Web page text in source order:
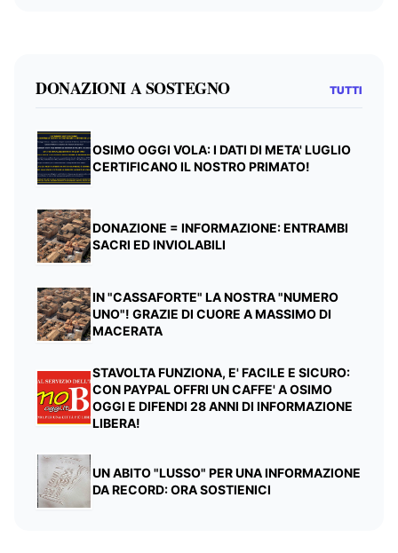
DONAZIONI A SOSTEGNO TUTTI
OSIMO OGGI VOLA: I DATI DI META' LUGLIO
CERTIFICANO IL NOSTRO PRIMATO!
DONAZIONE = INFORMAZIONE: ENTRAMBI
SACRI ED INVIOLABILI
IN "CASSAFORTE" LA NOSTRA "NUMERO
UNO"! GRAZIE DI CUORE A MASSIMO DI
MACERATA
STAVOLTA FUNZIONA, E' FACILE E SICURO:
CON PAYPAL OFFRI UN CAFFE' A OSIMO
OGGI E DIFENDI 28 ANNI DI INFORMAZIONE
LIBERA!
UN ABITO "LUSSO" PER UNA INFORMAZIONE
DA RECORD: ORA SOSTIENICI